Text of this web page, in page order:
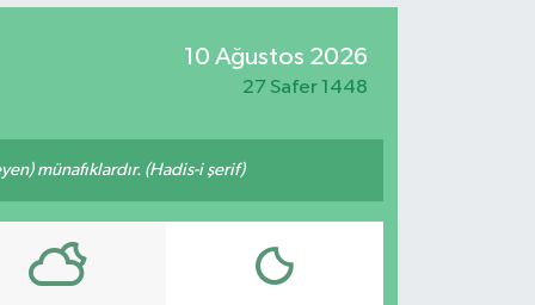
10 Ağustos 2026
27 Safer 1448
münafıklardır. (Hadis-i şerif)